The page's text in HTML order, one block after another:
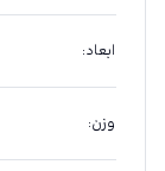
ابعاد:
وزن: